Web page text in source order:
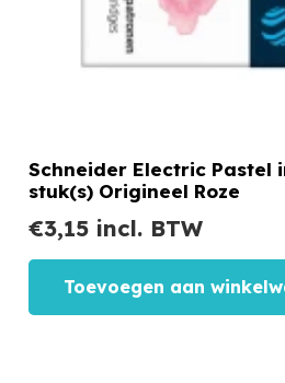
Schneider Electric Pastel
stuk(s) Origineel Roze
€3,15incl. BTW
Toevoegen aan